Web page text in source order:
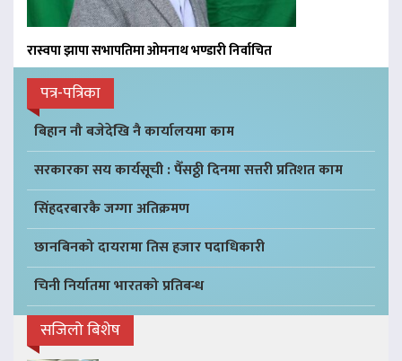
रास्वपा झापा सभापतिमा ओमनाथ भण्डारी निर्वाचित
पत्र-पत्रिका
बिहान नौ बजेदेखि नै कार्यालयमा काम
सरकारका सय कार्यसूची : पैँसठ्ठी दिनमा सत्तरी प्रतिशत काम
सिंहदरबारकै जग्गा अतिक्रमण
छानबिनको दायरामा तिस हजार पदाधिकारी
चिनी निर्यातमा भारतको प्रतिबन्ध
सजिलो बिशेष